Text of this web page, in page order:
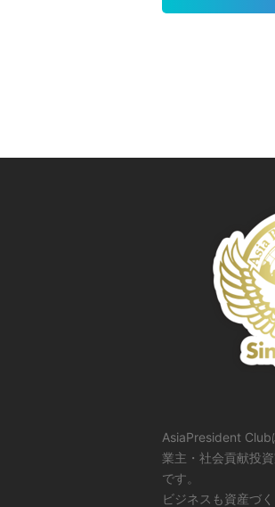
AsiaPresident Club
業主・社会貢献投
です。
ビジネスも資産づ